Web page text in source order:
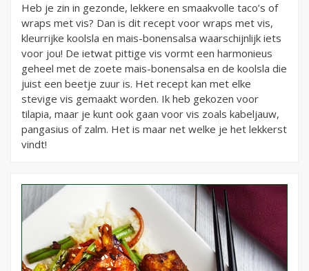
Heb je zin in gezonde, lekkere en smaakvolle taco’s of
wraps met vis? Dan is dit recept voor wraps met vis,
kleurrijke koolsla en mais-bonensalsa waarschijnlijk iets
voor jou! De ietwat pittige vis vormt een harmonieus
geheel met de zoete mais-bonensalsa en de koolsla die
juist een beetje zuur is. Het recept kan met elke
stevige vis gemaakt worden. Ik heb gekozen voor
tilapia, maar je kunt ook gaan voor vis zoals kabeljauw,
pangasius of zalm. Het is maar net welke je het lekkerst
vindt!